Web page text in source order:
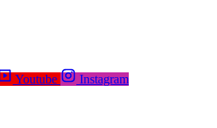
Youtube Instagram